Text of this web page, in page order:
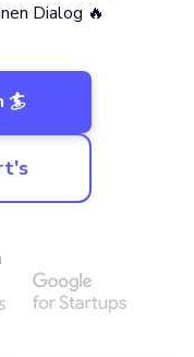
Dialog 🔥
🏄